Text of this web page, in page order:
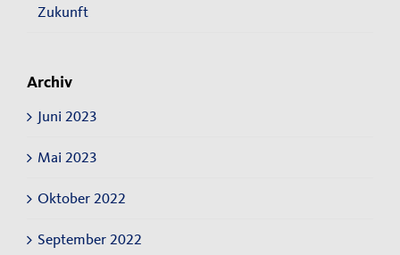
Zukunft
Archiv
Juni 2023
Mai 2023
Oktober 2022
September 2022